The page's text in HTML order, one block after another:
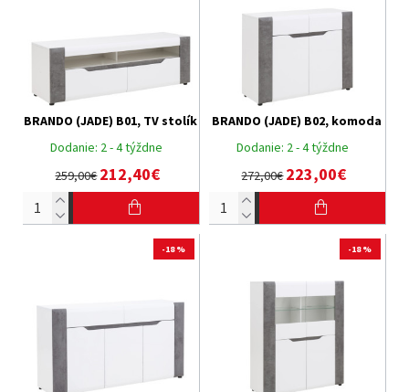
Dodanie: 2 - 4 týždne
BRANDO (JADE) B01, TV stolík
259,00€212,40€
Dodanie: 2 - 4 týždne
BRANDO (JADE) B02, komoda
272,00€223,00€
-18 % -18 %